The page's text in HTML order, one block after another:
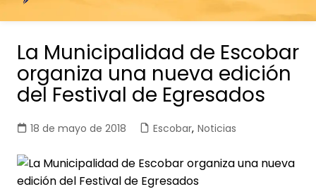
contenido
La Municipalidad de Escobar
organiza una nueva edición
del Festival de Egresados
18 de mayo de 2018 Escobar, Noticias